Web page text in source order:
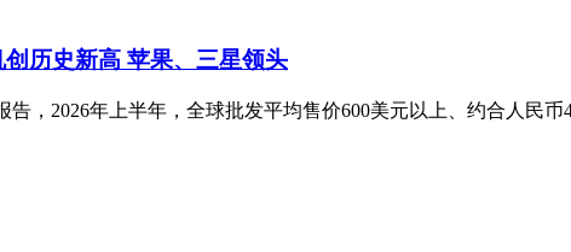
历史新高 苹果、三星领头
告，2026年上半年，全球批发平均售价600美元以上、约合人民